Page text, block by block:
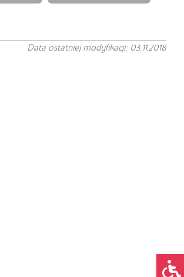
Data ostatniej modyfikacji: 03.11.2018